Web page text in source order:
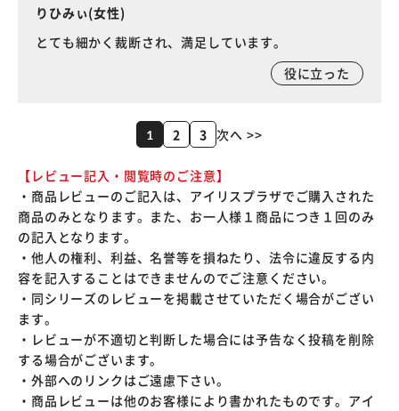
りひみぃ(女性)
とても細かく裁断され、満足しています。
役に立った
1 2 3 次へ >>
【レビュー記入・閲覧時のご注意】
・商品レビューのご記入は、アイリスプラザでご購入された
商品のみとなります。また、お一人様１商品につき１回のみ
の記入となります。
・他人の権利、利益、名誉等を損ねたり、法令に違反する内
容を記入することはできませんのでご注意ください。
・同シリーズのレビューを掲載させていただく場合がござい
ます。
・レビューが不適切と判断した場合には予告なく投稿を削除
する場合がございます。
・外部へのリンクはご遠慮下さい。
・商品レビューは他のお客様により書かれたものです。アイ